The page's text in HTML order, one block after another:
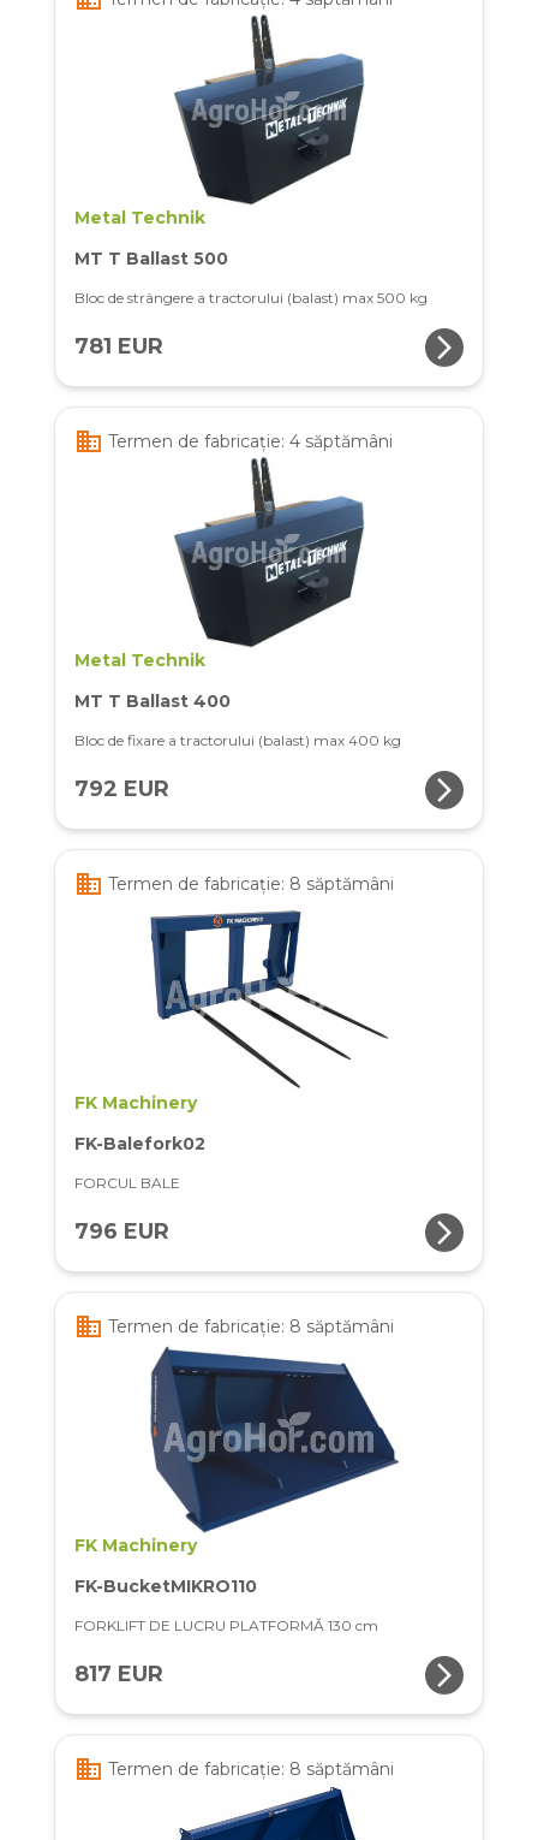
Metal Technik
MT T Ballast 500
Bloc de strângere a tractorului (balast) max 500 kg
781 EUR arrow_forward_ios
business Termen de fabricație: 4 săptămâni
Metal Technik
MT T Ballast 400
Bloc de fixare a tractorului (balast) max 400 kg
792 EUR arrow_forward_ios
business Termen de fabricație: 8 săptămâni
FK Machinery
FK-Balefork02
FORCUL BALE
796 EUR arrow_forward_ios
business Termen de fabricație: 8 săptămâni
FK Machinery
FK-BucketMIKRO110
FORKLIFT DE LUCRU PLATFORMĂ 130 cm
817 EUR arrow_forward_ios
business Termen de fabricație: 8 săptămâni